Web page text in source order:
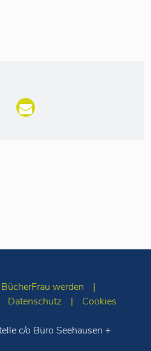
BücherFrau werden
Datenschutz Cookies
c/o Büro Seehausen +